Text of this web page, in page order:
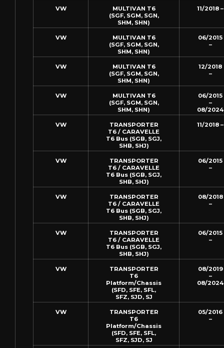
VW
MULTIVAN T6
(SGF, SGM, SGN,
SHM, SHN)
11/2018 –
VW
MULTIVAN T6
(SGF, SGM, SGN,
SHM, SHN)
06/2015
–
VW
MULTIVAN T6
(SGF, SGM, SGN,
SHM, SHN)
12/2018
–
VW
MULTIVAN T6
(SGF, SGM, SGN,
SHM, SHN)
06/2015
–
08/2024
VW
TRANSPORTER
T6 / CARAVELLE
T6 Bus (SGB, SGJ,
SHB, SHJ)
11/2018 –
VW
TRANSPORTER
T6 / CARAVELLE
T6 Bus (SGB, SGJ,
SHB, SHJ)
06/2015
–
VW
TRANSPORTER
T6 / CARAVELLE
T6 Bus (SGB, SGJ,
SHB, SHJ)
08/2018
–
VW
TRANSPORTER
T6 / CARAVELLE
T6 Bus (SGB, SGJ,
SHB, SHJ)
06/2015
–
VW
TRANSPORTER
T6
Platform/Chassis
(SFD, SFE, SFL,
SFZ, SJD, SJ
08/2019
–
08/2024
VW
TRANSPORTER
T6
Platform/Chassis
(SFD, SFE, SFL,
SFZ, SJD, SJ
05/2016
–